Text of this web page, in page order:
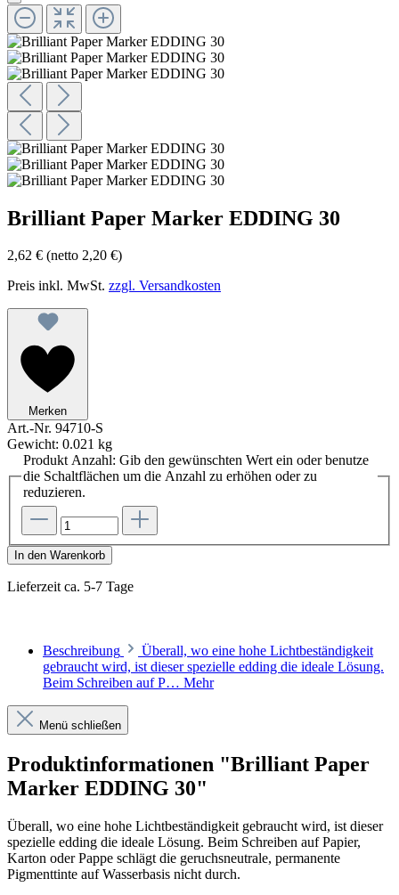
Brilliant Paper Marker EDDING 30
2,62 € (netto 2,20 €)
Preis inkl. MwSt. zzgl. Versandkosten
Merken
Art.-Nr. 94710-S
Gewicht: 0.021 kg
Produkt Anzahl: Gib den gewünschten Wert ein oder benutze
die Schaltflächen um die Anzahl zu erhöhen oder zu
reduzieren.
In den Warenkorb
Lieferzeit ca. 5-7 Tage
Beschreibung
Überall, wo eine hohe Lichtbeständigkeit
gebraucht wird, ist dieser spezielle edding die ideale Lösung.
Beim Schreiben auf P… Mehr
Menü schließen
Produktinformationen "Brilliant Paper
Marker EDDING 30"
Überall, wo eine hohe Lichtbeständigkeit gebraucht wird, ist dieser
spezielle edding die ideale Lösung. Beim Schreiben auf Papier,
Karton oder Pappe schlägt die geruchsneutrale, permanente
Pigmenttinte auf Wasserbasis nicht durch.